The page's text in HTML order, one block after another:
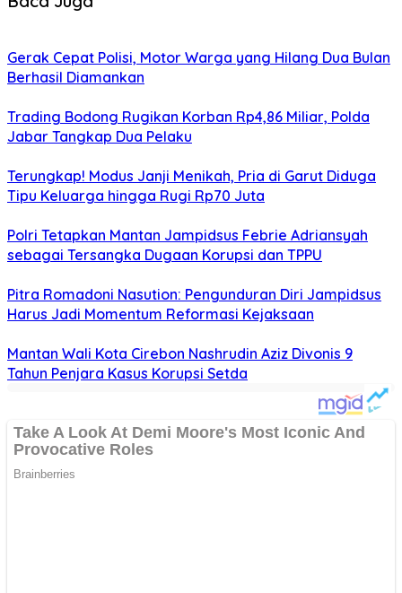
Gerak Cepat Polisi, Motor Warga yang Hilang Dua Bulan
Berhasil Diamankan
Trading Bodong Rugikan Korban Rp4,86 Miliar, Polda
Jabar Tangkap Dua Pelaku
Terungkap! Modus Janji Menikah, Pria di Garut Diduga
Tipu Keluarga hingga Rugi Rp70 Juta
Polri Tetapkan Mantan Jampidsus Febrie Adriansyah
sebagai Tersangka Dugaan Korupsi dan TPPU
Pitra Romadoni Nasution: Pengunduran Diri Jampidsus
Harus Jadi Momentum Reformasi Kejaksaan
Mantan Wali Kota Cirebon Nashrudin Aziz Divonis 9
Tahun Penjara Kasus Korupsi Setda